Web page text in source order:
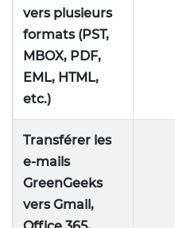
vers plusieurs
formats (PST,
MBOX, PDF,
EML, HTML,
etc.)
Transférer les
e-mails
GreenGeeks
vers Gmail,